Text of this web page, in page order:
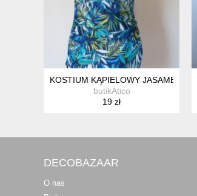
KOSTIUM KĄPIELOWY JASAMBAC
butikAtico
19 zł
DECOBAZAAR
O nas